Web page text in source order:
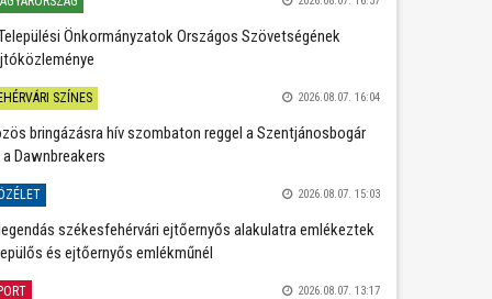
Önkormányzatok Országos Szövetségének
SZÍNES 2026.08.07. 16:04
bringázásra hív szombaton reggel a Szentjánosbogár
Dawnbreakers
2026.08.07. 15:03
székesfehérvári ejtőernyős alakulatra emlékeztek
és ejtőernyős emlékműnél
2026.08.07. 13:17